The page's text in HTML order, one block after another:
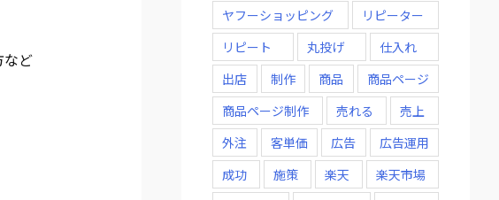
など
ヤフーショッピング
リピーター
リピート
丸投げ
仕入れ
出店
制作 商品
商品ページ
商品ページ制作
売れる
売上
外注
客単価 広告
広告運用
成功
施策 楽天
楽天市場